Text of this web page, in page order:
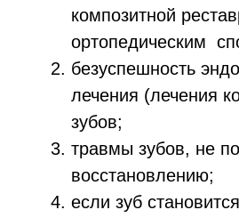
композитной
ортопедическим
безуспешность
лечения (лечения
зубов;
травмы зубов, не
восстановлению;
если зуб